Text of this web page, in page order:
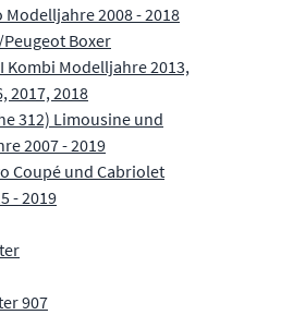
2008 - 2018
Boxer
Kombi Modelljahre 2013,
2017, 2018
312) Limousine und
2007 - 2019
Coupé und Cabriolet
- 2019
907